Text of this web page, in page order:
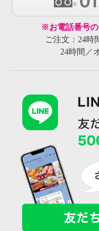
※お電話番号の
ご注文：24時
24時間／